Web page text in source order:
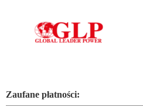
Zaufane płatności: